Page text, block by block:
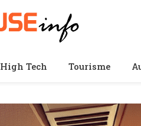
High Tech Tourisme